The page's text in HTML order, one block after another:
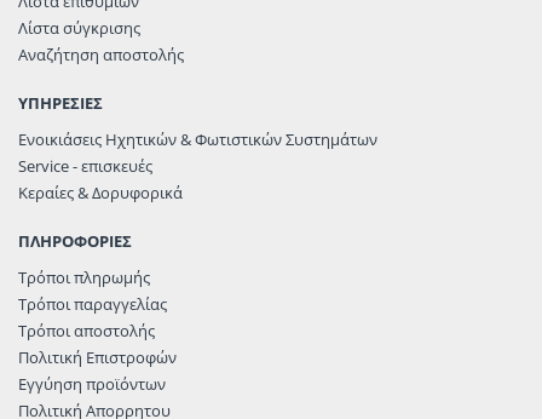
Λίστα σύγκρισης
Αναζήτηση αποστολής
ΥΠΗΡΕΣΙΕΣ
Ενοικιάσεις Ηχητικών & Φωτιστικών Συστημάτων
Service - επισκευές
Κεραίες & Δορυφορικά
ΠΛΗΡΟΦΟΡΙΕΣ
Τρόποι πληρωμής
Τρόποι παραγγελίας
Τρόποι αποστολής
Πολιτική Επιστροφών
Εγγύηση προϊόντων
Πολιτική Απορρητου